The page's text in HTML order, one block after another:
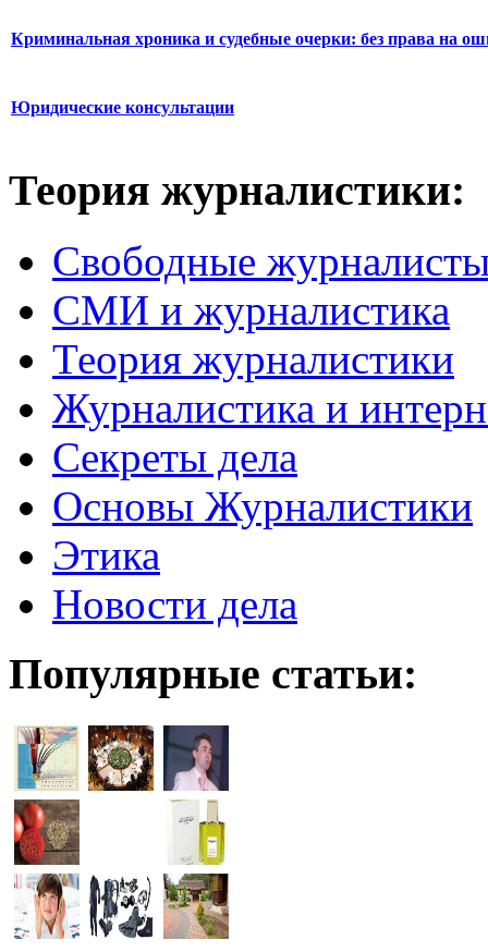
Криминальная хроника и судебные очерки: без права на
Юридические консультации
Теория журналистики:
Свободные
СМИ и журналистика
Теория журналистики
Журналистика и
Секреты дела
Основы Журналистики
Этика
Новости дела
Популярные статьи: